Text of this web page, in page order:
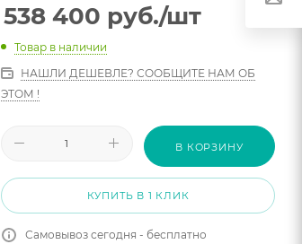
538 400 руб./шт
Товар в наличии
НАШЛИ ДЕШЕВЛЕ? СООБЩИТЕ НАМ ОБ
ЭТОМ !
В КОРЗИНУ
КУПИТЬ В 1 КЛИК
Самовывоз сегодня - бесплатно